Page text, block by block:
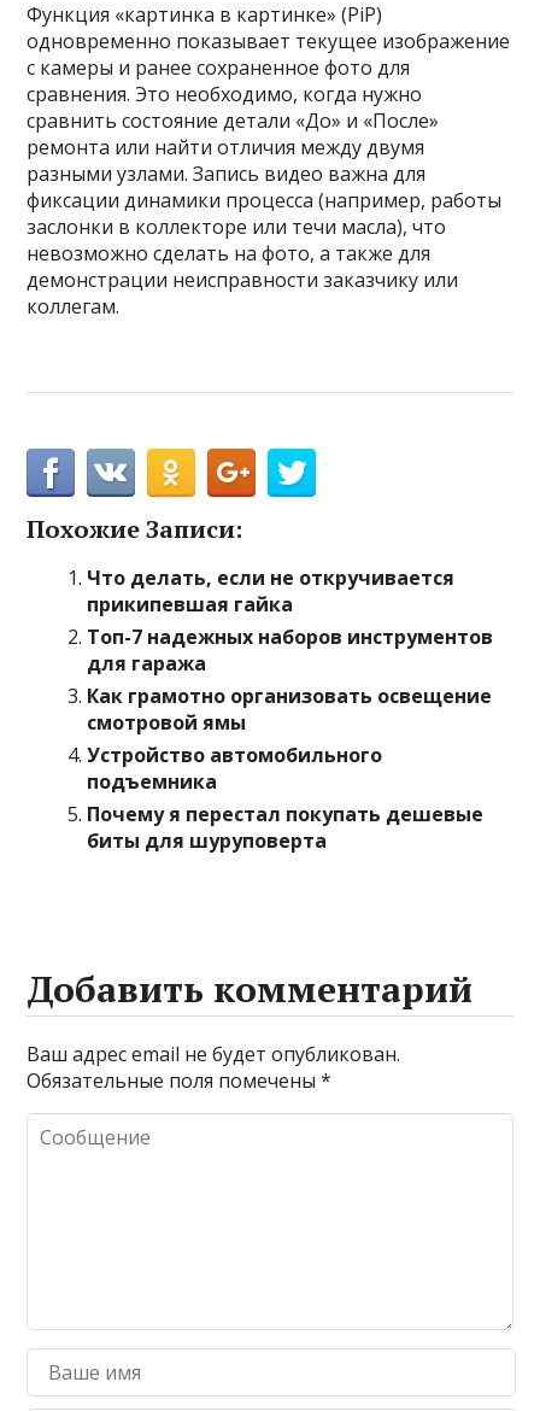
Функция «картинка в картинке» (PiP)
одновременно показывает текущее изображение
с камеры и ранее сохраненное фото для
сравнения. Это необходимо, когда нужно
сравнить состояние детали «До» и «После»
ремонта или найти отличия между двумя
разными узлами. Запись видео важна для
фиксации динамики процесса (например, работы
заслонки в коллекторе или течи масла), что
невозможно сделать на фото, а также для
демонстрации неисправности заказчику или
коллегам.
Похожие Записи:
Что делать, если не откручивается
прикипевшая гайка
Топ-7 надежных наборов инструментов
для гаража
Как грамотно организовать освещение
смотровой ямы
Устройство автомобильного
подъемника
Почему я перестал покупать дешевые
биты для шуруповерта
Добавить комментарий
Ваш адрес email не будет опубликован.
Обязательные поля помечены*